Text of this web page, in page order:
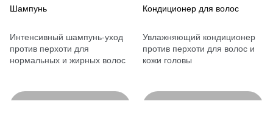
Шампунь
Интенсивный шампунь-уход
против перхоти для
нормальных и жирных волос
Кондиционер для волос
Увлажняющий кондиционер
против перхоти для волос и
кожи головы